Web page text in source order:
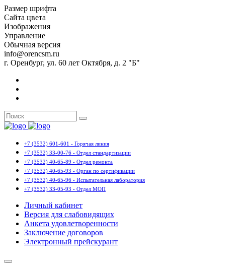
Размер шрифта
Сайта цвета
Изображения
Управление
Обычная версия
info@orencsm.ru
г. Оренбург, ул. 60 лет Октября, д. 2 "Б"
+7 (3532) 601-601 - Горячая линия
+7 (3532) 33-00-76 - Отдел стандартизации
+7 (3532) 40-65-89 - Отдел ремонта
+7 (3532) 40-65-93 - Орган по сертификации
+7 (3532) 40-65-96 - Испытательная лаборатория
+7 (3532) 33-05-93 - Отдел МОП
Личный кабинет
Версия для слабовидящих
Анкета удовлетворенности
Заключение договоров
Электронный прейскурант